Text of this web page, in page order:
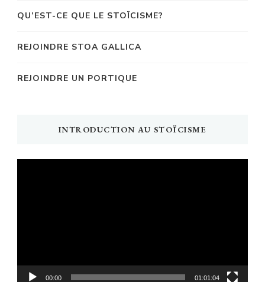
QU’EST-CE QUE LE STOÏCISME?
REJOINDRE STOA GALLICA
REJOINDRE UN PORTIQUE
INTRODUCTION AU STOÏCISME
00:00 01:01:04